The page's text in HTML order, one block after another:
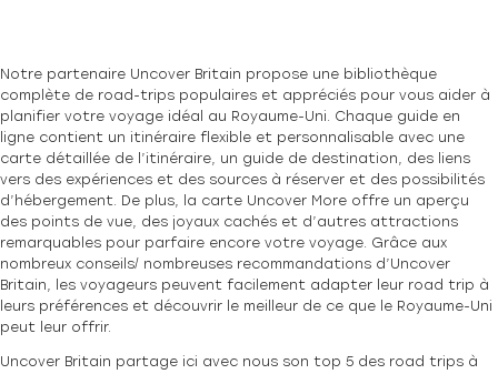
Notre partenaire Uncover Britain propose une bibliothèque
complète de road-trips populaires et appréciés pour vous aider à
planifier votre voyage idéal au Royaume-Uni. Chaque guide en
ligne contient un itinéraire flexible et personnalisable avec une
carte détaillée de l’itinéraire, un guide de destination, des liens
vers des expériences et des sources à réserver et des possibilités
d’hébergement. De plus, la carte Uncover More offre un aperçu
des points de vue, des joyaux cachés et d’autres attractions
remarquables pour parfaire encore votre voyage. Grâce aux
nombreux conseils/ nombreuses recommandations d’Uncover
Britain, les voyageurs peuvent facilement adapter leur road trip à
leurs préférences et découvrir le meilleur de ce que le Royaume-Uni
peut leur offrir.
Uncover Britain partage ici avec nous son top 5 des road trips à